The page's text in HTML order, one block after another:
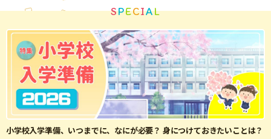
SPECIAL
小学校入学準備、いつまでに、なにが必要？ 身につけておきたいことは？